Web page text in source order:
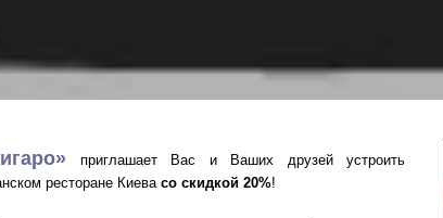
приглашает Вас и Ваших друзей устроить
ресторане Киева со скидкой 20%!